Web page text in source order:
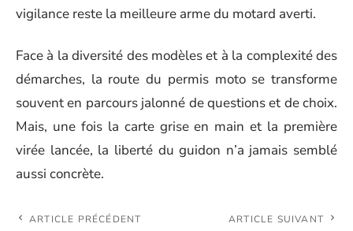
vigilance reste la meilleure arme du motard averti.
Face à la diversité des modèles et à la complexité des
démarches, la route du permis moto se transforme
souvent en parcours jalonné de questions et de choix.
Mais, une fois la carte grise en main et la première
virée lancée, la liberté du guidon n’a jamais semblé
aussi concrète.
ARTICLE PRÉCÉDENT ARTICLE SUIVANT